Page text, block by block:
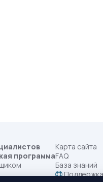
программа
Карта сайта
FAQ
База знаний